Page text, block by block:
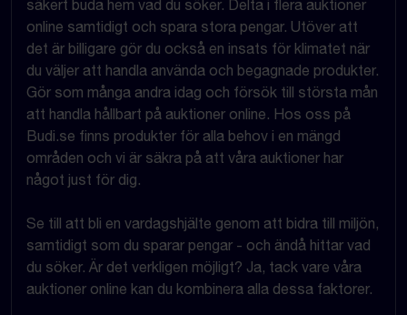
säkert buda hem vad du söker. Delta i flera auktioner
online samtidigt och spara stora pengar. Utöver att
det är billigare gör du också en insats för klimatet när
du väljer att handla använda och begagnade produkter.
Gör som många andra idag och försök till största mån
att handla hållbart på auktioner online. Hos oss på
Budi.se finns produkter för alla behov i en mängd
områden och vi är säkra på att våra auktioner har
något just för dig.
Se till att bli en vardagshjälte genom att bidra till miljön,
samtidigt som du sparar pengar - och ändå hittar vad
du söker. Är det verkligen möjligt? Ja, tack vare våra
auktioner online kan du kombinera alla dessa faktorer.